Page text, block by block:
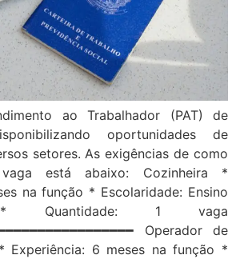
ao Trabalhador (PAT) de
oportunidades de
setores. As exigências de como
está abaixo: Cozinheira *
na função * Escolaridade: Ensino
* Quantidade: 1 vaga
Operador de
Experiência: 6 meses na função *